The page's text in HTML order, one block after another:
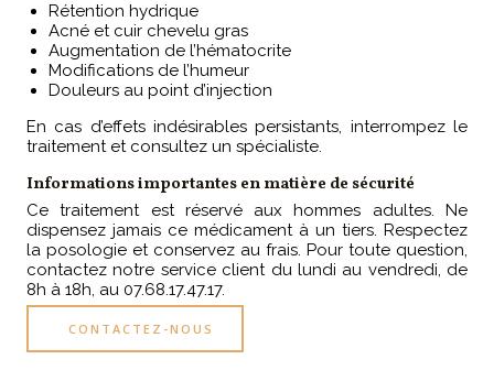
Rétention hydrique
Acné et cuir chevelu gras
Augmentation de l’hématocrite
Modifications de l’humeur
Douleurs au point d’injection
En cas d’effets indésirables persistants, interrompez le
traitement et consultez un spécialiste.
Informations importantes en matière de sécurité
Ce traitement est réservé aux hommes adultes. Ne
dispensez jamais ce médicament à un tiers. Respectez
la posologie et conservez au frais. Pour toute question,
contactez notre service client du lundi au vendredi, de
8h à 18h, au 07.68.17.47.17.
CONTACTEZ-NOUS